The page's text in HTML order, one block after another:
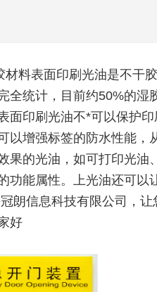
料表面印刷光油是不干
全统计，目前约50%的湿
面印刷光油不*可以保护
以增强标签的防水性能，
果的光油，如可打印光油
功能属性。上光油还可以
朗信息科技有限公司，让
好